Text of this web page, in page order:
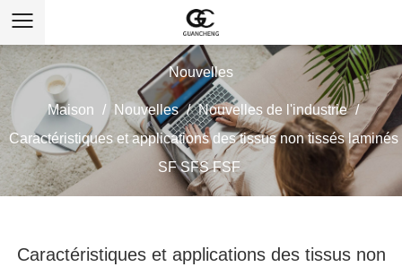
Nouvelles
Maison / Nouvelles / Nouvelles de l'industrie /
Caractéristiques et applications des tissus non tissés laminés
SF SFS FSF
Caractéristiques et applications des tissus non